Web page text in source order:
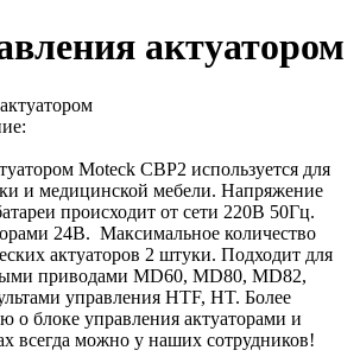
актуатором
Moteck CBP2 используется для
и медицинской мебели. Напряжение
происходит от сети 220В 50Гц.
24В. Максимальное количество
актуаторов 2 штуки. Подходит для
приводами MD60, MD80, MD82,
управления HTF, HT. Более
блоке управления актуаторами и
всегда можно у наших сотрудников!